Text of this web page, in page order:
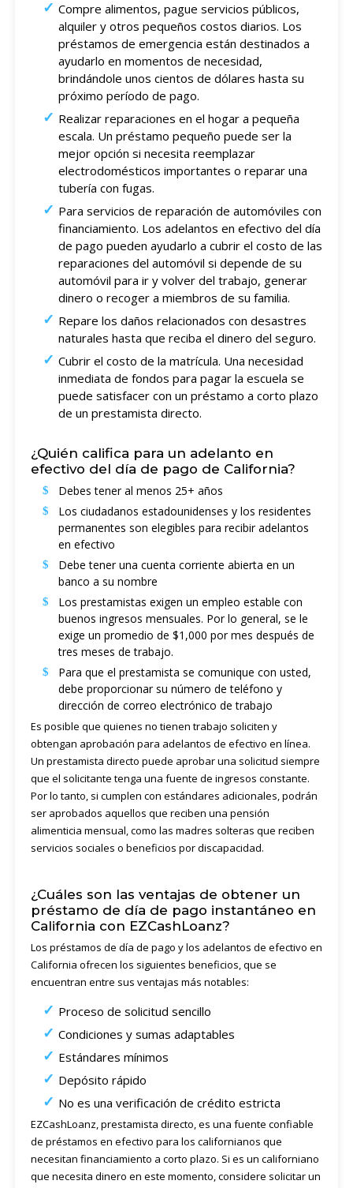
Compre alimentos, pague servicios públicos,
alquiler y otros pequeños costos diarios. Los
préstamos de emergencia están destinados a
ayudarlo en momentos de necesidad,
brindándole unos cientos de dólares hasta su
próximo período de pago.
Realizar reparaciones en el hogar a pequeña
escala. Un préstamo pequeño puede ser la
mejor opción si necesita reemplazar
electrodomésticos importantes o reparar una
tubería con fugas.
Para servicios de reparación de automóviles con
financiamiento. Los adelantos en efectivo del día
de pago pueden ayudarlo a cubrir el costo de las
reparaciones del automóvil si depende de su
automóvil para ir y volver del trabajo, generar
dinero o recoger a miembros de su familia.
Repare los daños relacionados con desastres
naturales hasta que reciba el dinero del seguro.
Cubrir el costo de la matrícula. Una necesidad
inmediata de fondos para pagar la escuela se
puede satisfacer con un préstamo a corto plazo
de un prestamista directo.
¿Quién califica para un adelanto en
efectivo del día de pago de California?
Debes tener al menos 25+ años
Los ciudadanos estadounidenses y los residentes
permanentes son elegibles para recibir adelantos
en efectivo
Debe tener una cuenta corriente abierta en un
banco a su nombre
Los prestamistas exigen un empleo estable con
buenos ingresos mensuales. Por lo general, se le
exige un promedio de $1,000 por mes después de
tres meses de trabajo.
Para que el prestamista se comunique con usted,
debe proporcionar su número de teléfono y
dirección de correo electrónico de trabajo
Es posible que quienes no tienen trabajo soliciten y
obtengan aprobación para adelantos de efectivo en línea.
Un prestamista directo puede aprobar una solicitud siempre
que el solicitante tenga una fuente de ingresos constante.
Por lo tanto, si cumplen con estándares adicionales, podrán
ser aprobados aquellos que reciben una pensión
alimenticia mensual, como las madres solteras que reciben
servicios sociales o beneficios por discapacidad.
¿Cuáles son las ventajas de obtener un
préstamo de día de pago instantáneo en
California con EZCashLoanz?
Los préstamos de día de pago y los adelantos de efectivo en
California ofrecen los siguientes beneficios, que se
encuentran entre sus ventajas más notables:
Proceso de solicitud sencillo
Condiciones y sumas adaptables
Estándares mínimos
Depósito rápido
No es una verificación de crédito estricta
EZCashLoanz, prestamista directo, es una fuente confiable
de préstamos en efectivo para los californianos que
necesitan financiamiento a corto plazo. Si es un californiano
que necesita dinero en este momento, considere solicitar un